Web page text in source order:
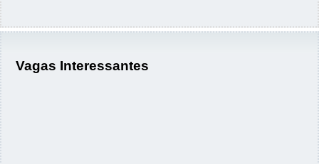
Vagas Interessantes